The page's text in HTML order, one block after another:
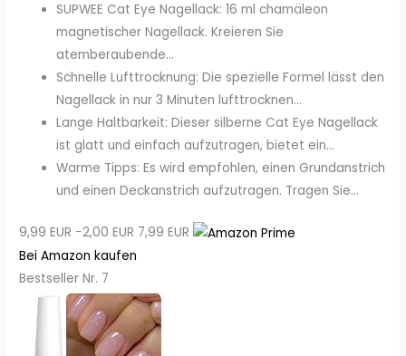
SUPWEE Cat Eye Nagellack: 16 ml chamäleon
magnetischer Nagellack. Kreieren Sie
atemberaubende...
Schnelle Lufttrocknung: Die spezielle Formel lässt den
Nagellack in nur 3 Minuten lufttrocknen...
Lange Haltbarkeit: Dieser silberne Cat Eye Nagellack
ist glatt und einfach aufzutragen, bietet ein...
Warme Tipps: Es wird empfohlen, einen Grundanstrich
und einen Deckanstrich aufzutragen. Tragen Sie...
9,99 EUR −2,00 EUR 7,99 EUR
Bei Amazon kaufen
Bestseller Nr. 7